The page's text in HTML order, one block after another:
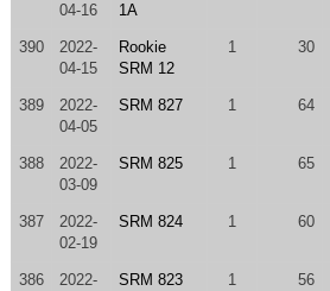
04-16
1A
390
2022-
04-15
Rookie
SRM 12
1 30
389
2022-
04-05
SRM 827 1 64
388
2022-
03-09
SRM 825 1 65
387
2022-
02-19
SRM 824 1 60
386
2022-
SRM 823 1 56